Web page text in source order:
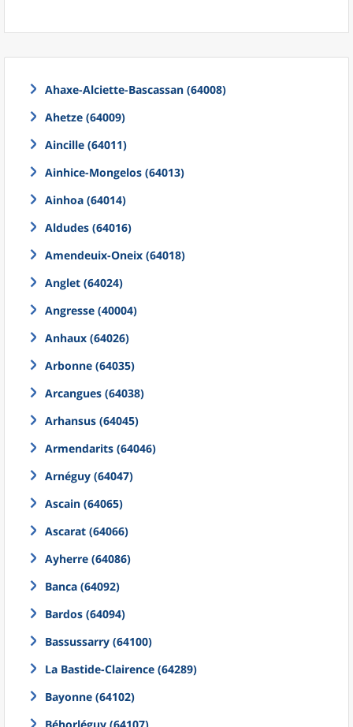
Ahaxe-Alciette-Bascassan (64008)
Ahetze (64009)
Aincille (64011)
Ainhice-Mongelos (64013)
Ainhoa (64014)
Aldudes (64016)
Amendeuix-Oneix (64018)
Anglet (64024)
Angresse (40004)
Anhaux (64026)
Arbonne (64035)
Arcangues (64038)
Arhansus (64045)
Armendarits (64046)
Arnéguy (64047)
Ascain (64065)
Ascarat (64066)
Ayherre (64086)
Banca (64092)
Bardos (64094)
Bassussarry (64100)
La Bastide-Clairence (64289)
Bayonne (64102)